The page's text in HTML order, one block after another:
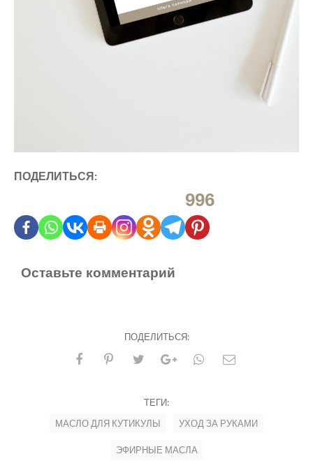
ПОДЕЛИТЬСЯ:
996
Оставьте комментарий
ПОДЕЛИТЬСЯ:
ТЕГИ:
МАСЛО ДЛЯ КУТИКУЛЫ
УХОД ЗА РУКАМИ
ЭФИРНЫЕ МАСЛА